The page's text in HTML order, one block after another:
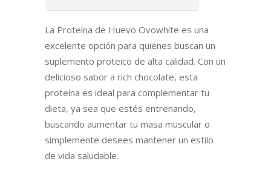
La Proteína de Huevo Ovowhite es una
excelente opción para quienes buscan un
suplemento proteico de alta calidad. Con un
delicioso sabor a rich chocolate, esta
proteína es ideal para complementar tu
dieta, ya sea que estés entrenando,
buscando aumentar tu masa muscular o
simplemente desees mantener un estilo
de vida saludable.